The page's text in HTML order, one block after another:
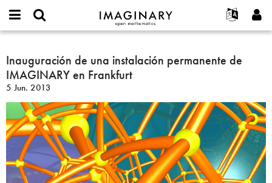
IMAGINARY
open
Français
Deutsch
Español
Türkçe
Programas
Galerías
Películas
Textos
Exposiciones
Más...
Proyectos
Participar
or
username
*
Contraseña
*
Crear nueva cuenta
Solicitar una nueva contraseña
Buscar
Inauguración
de
una
instalación
permanente
de
IMAGINARY
en
Frankfurt
Inauguración de una instalación permanente de
IMAGINARY en Frankfurt
5 Jun. 2013